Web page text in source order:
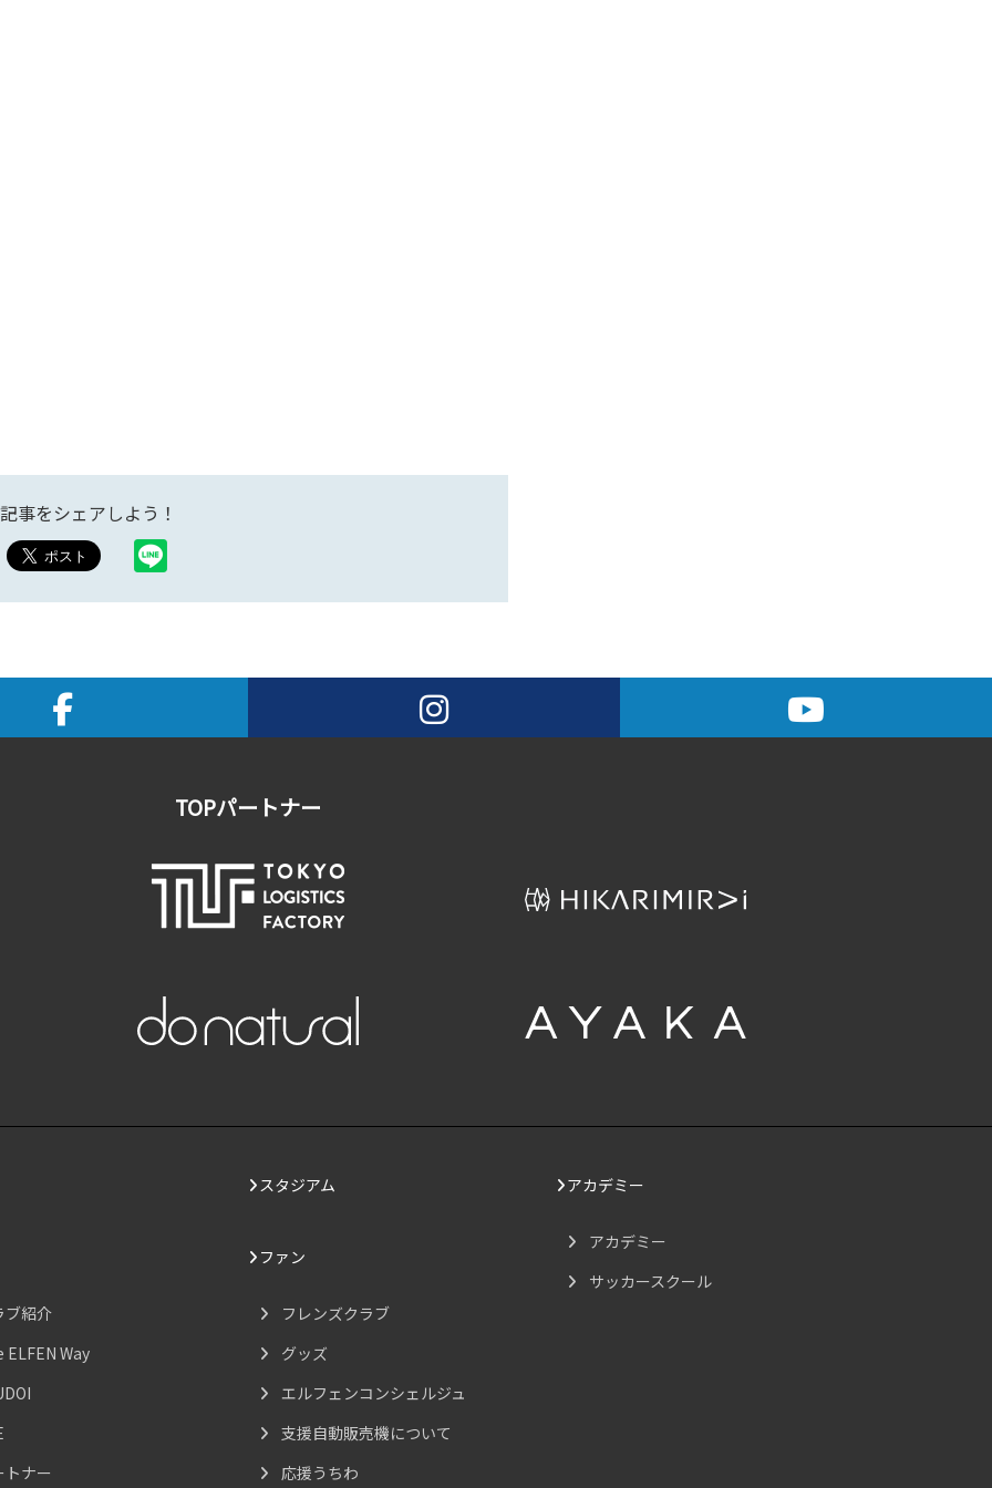
事をシェアしよう！
TOPパートナー
ブ紹介
ELFEN Way
トナー
スタジアム
ファン
フレンズクラブ
グッズ
エルフェンコンシェルジュ
支援自動販売機について
応援うちわ
アカデミー
アカデミー
サッカースクール